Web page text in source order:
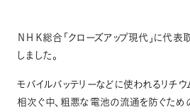
ウォークスルー型セキュリティシステム
Careers
ＮＨＫ総合「クローズアップ現代」に代
しました。
モバイルバッテリーなどに使われるリチ
相次ぐ中、粗悪な電池の流通を防ぐため